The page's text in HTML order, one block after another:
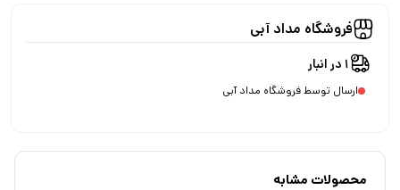
فروشگاه مداد آبی
1 در انبار
ارسال توسط فروشگاه مداد آبی
محصولات مشابه